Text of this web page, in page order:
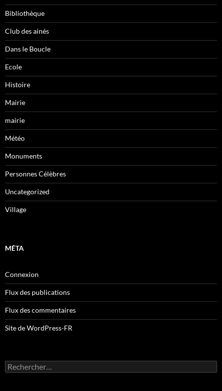
Bibliothèque
Club des ainés
Dans le Boucle
Ecole
Histoire
Mairie
mairie
Météo
Monuments
Personnes Célèbres
Uncategorized
Village
MÉTA
Connexion
Flux des publications
Flux des commentaires
Site de WordPress-FR
Rechercher :